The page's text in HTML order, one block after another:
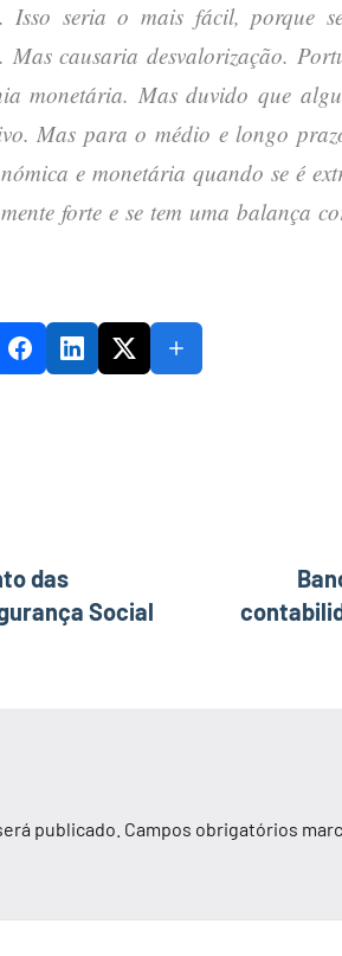
Isso seria o mais fácil, porque
causaria desvalorização.
monetária. Mas duvido que
Mas para o médio e longo
e monetária quando se é
forte e se tem uma balança
das
Social
publicado. Campos obrigatórios